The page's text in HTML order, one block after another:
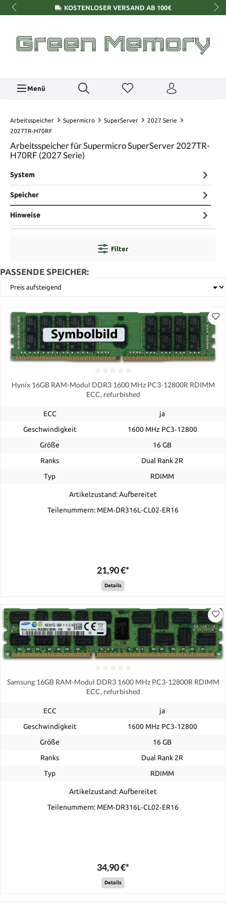
KOSTENLOSER VERSAND AB 100€
Menü
Arbeitsspeicher Supermicro SuperServer
2027 Serie
2027TR-H70RF
Arbeitsspeicher für Supermicro SuperServer 2027TR-
H70RF (2027 Serie)
System
Speicher
Hinweise
Filter
PASSENDE SPEICHER:
Hynix 16GB RAM-Modul DDR3 1600 MHz PC3-12800R RDIMM
ECC, refurbished
ECC
ja
Geschwindigkeit
1600 MHz PC3‑12800
Größe
16 GB
Ranks
Dual Rank 2R
Typ
RDIMM
Artikelzustand: Aufbereitet
Teilenummern: MEM‐DR316L‐CL02‐ER16
21,90 €*
Details
Samsung 16GB RAM-Modul DDR3 1600 MHz PC3-12800R RDIMM
ECC, refurbished
ECC
ja
Geschwindigkeit
1600 MHz PC3‑12800
Größe
16 GB
Ranks
Dual Rank 2R
Typ
RDIMM
Artikelzustand: Aufbereitet
Teilenummern: MEM‐DR316L‐CL02‐ER16
34,90 €*
Details